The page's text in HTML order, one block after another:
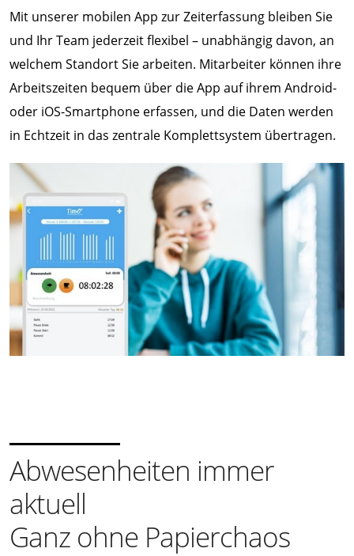
Mit unserer mobilen App zur Zeiterfassung bleiben Sie
und Ihr Team jederzeit flexibel – unabhängig davon, an
welchem Standort Sie arbeiten. Mitarbeiter können ihre
Arbeitszeiten bequem über die App auf ihrem Android-
oder iOS-Smartphone erfassen, und die Daten werden
in Echtzeit in das zentrale Komplettsystem übertragen.
Abwesenheiten immer
aktuell
Ganz ohne Papierchaos